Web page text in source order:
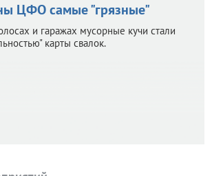
ЦФО самые "грязные"
и гаражах мусорные кучи стали
карты свалок.